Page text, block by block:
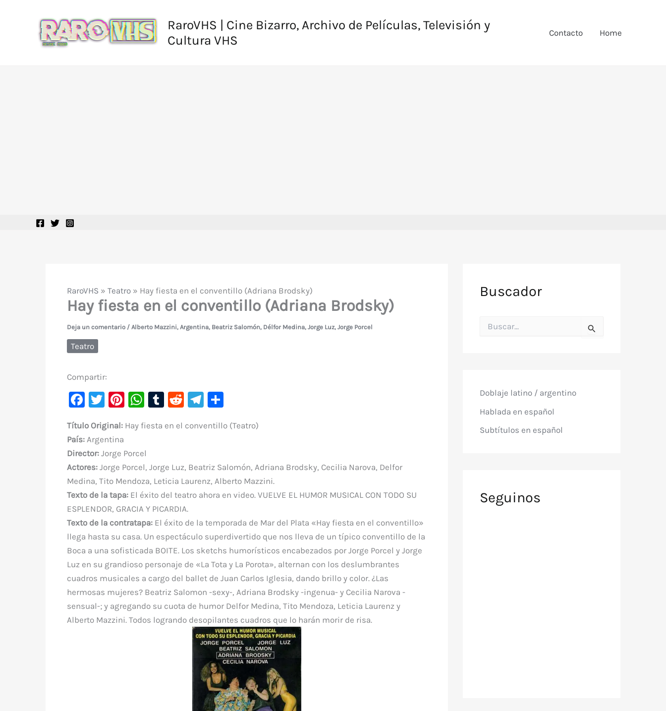
RaroVHS | Cine Bizarro, Archivo de Películas, Televisión y
Cultura VHS
Contacto Home
RaroVHS » Teatro» Hay fiesta en el conventillo (Adriana Brodsky)
Hay fiesta en el conventillo (Adriana Brodsky)
Deja un comentario / Alberto Mazzini, Argentina, Beatriz Salomón, Délfor Medina, Jorge Luz, Jorge Porcel
Teatro
Compartir:
F
c
e
b
o
o
k
T
it
te
r
Pi
er
e
st
W
at
s
A
p
p
T
m
r
R
d
t
Te
gr
m
C
m
ar
ti
r
Título Original: Hay fiesta en el conventillo (Teatro)
País:Argentina
Director:Jorge Porcel
Actores:Jorge Porcel, Jorge Luz, Beatriz Salomón, Adriana Brodsky, Cecilia Narova, Delfor
Medina, Tito Mendoza, Leticia Laurenz, Alberto Mazzini.
Texto de la tapa:El éxito del teatro ahora en video. VUELVE EL HUMOR MUSICAL CON TODO SU
ESPLENDOR, GRACIA Y PICARDIA.
Texto de la contratapa: El éxito de la temporada de Mar del Plata «Hay fiesta en el conventillo»
llega hasta su casa. Un espectáculo superdivertido que nos lleva de un típico conventillo de la
Boca a una sofisticada BOITE. Los sketchs humorísticos encabezados por Jorge Porcel y Jorge
Luz en su grandioso personaje de «La Tota y La Porota», alternan con los deslumbrantes
cuadros musicales a cargo del ballet de Juan Carlos Iglesia, dando brillo y color. ¿Las
hermosas mujeres? Beatriz Salomon -sexy-, Adriana Brodsky -ingenua- y Cecilia Narova -
sensual-; y agregando su cuota de humor Delfor Medina, Tito Mendoza, Leticia Laurenz y
Alberto Mazzini. Todos logrando desopilantes cuadros que lo harán morir de risa.
Buscador
o
:
Doblaje latino / argentino
Hablada en español
Subtítulos en español
Seguinos